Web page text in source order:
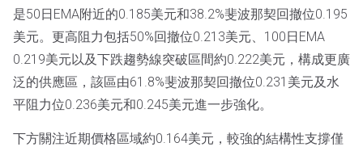
是50日EMA附近的0.185美元和38.2%斐波那契回撤位0.195
美元。更高阻力包括50%回撤位0.213美元、100日EMA
0.219美元以及下跌趨勢線突破區間約0.222美元，構成更廣
泛的供應區，該區由61.8%斐波那契回撤位0.231美元及水
平阻力位0.236美元和0.245美元進一步強化。
下方關注近期價格區域約0.164美元，較強的結構性支撐僅